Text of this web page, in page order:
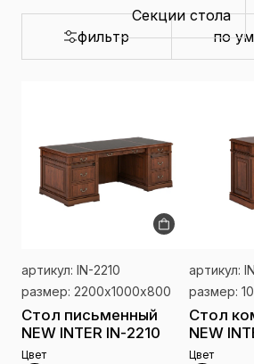
Секции стола
фильтр
по
артикул: IN-2210
размер: 2200х1000х800
Стол письменный
NEW INTER IN-2210
Цвет
артикул:
размер:
Стол
NEW
Цвет